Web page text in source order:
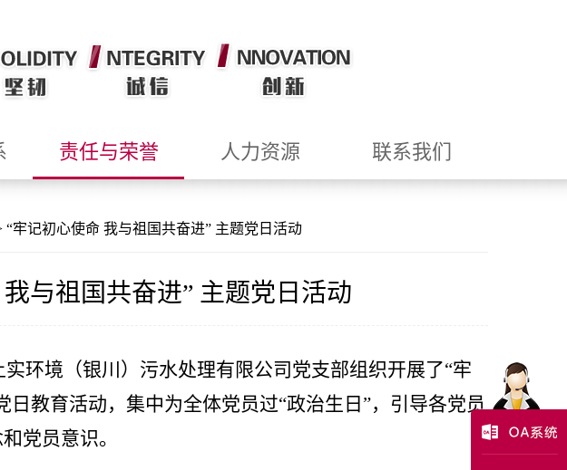
责任与荣誉 人力资源 联系我们
“牢记初心使命 我与祖国共奋进” 主题党日活动
与祖国共奋进” 主题党日活动
环境（银川）污水处理有限公司党支部组织开展了“牢
日教育活动，集中为全体党员过“政治生日”，引导各党员
党员意识。